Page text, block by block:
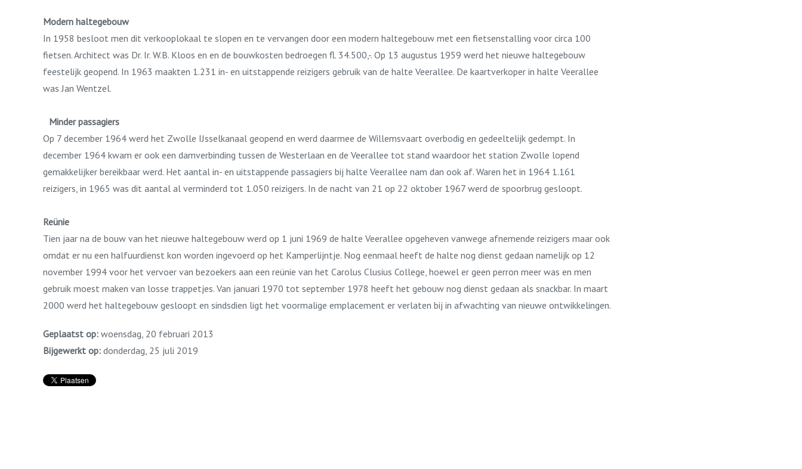
Modern haltegebouw
In 1958 besloot men dit verkooplokaal te slopen en te vervangen door een modern haltegebouw met een fietsenstalling voor circa 100
fietsen. Architect was Dr. Ir. W.B. Kloos en en de bouwkosten bedroegen fl. 34.500,-. Op 13 augustus 1959 werd het nieuwe haltegebouw
feestelijk geopend. In 1963 maakten 1.231 in- en uitstappende reizigers gebruik van de halte Veerallee. De kaartverkoper in halte Veerallee
was Jan Wentzel.
Minder passagiers
Op 7 december 1964 werd het Zwolle IJsselkanaal geopend en werd daarmee de Willemsvaart overbodig en gedeeltelijk gedempt. In
december 1964 kwam er ook een damverbinding tussen de Westerlaan en de Veerallee tot stand waardoor het station Zwolle lopend
gemakkelijker bereikbaar werd. Het aantal in- en uitstappende passagiers bij halte Veerallee nam dan ook af. Waren het in 1964 1.161
reizigers, in 1965 was dit aantal al verminderd tot 1.050 reizigers. In de nacht van 21 op 22 oktober 1967 werd de spoorbrug gesloopt.
Reünie
Tien jaar na de bouw van het nieuwe haltegebouw werd op 1 juni 1969 de halte Veerallee opgeheven vanwege afnemende reizigers maar ook
omdat er nu een halfuurdienst kon worden ingevoerd op het Kamperlijntje. Nog eenmaal heeft de halte nog dienst gedaan namelijk op 12
november 1994 voor het vervoer van bezoekers aan een reünie van het Carolus Clusius College, hoewel er geen perron meer was en men
gebruik moest maken van losse trappetjes. Van januari 1970 tot september 1978 heeft het gebouw nog dienst gedaan als snackbar. In maart
2000 werd het haltegebouw gesloopt en sindsdien ligt het voormalige emplacement er verlaten bij in afwachting van nieuwe ontwikkelingen.
Geplaatst op: woensdag, 20 februari 2013
Bijgewerkt op: donderdag, 25 juli 2019